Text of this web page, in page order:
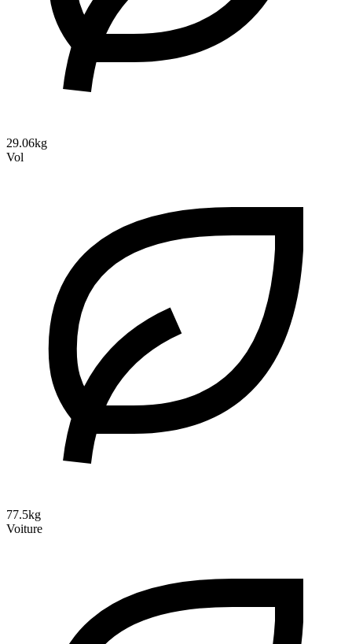
29.06kg
Vol
77.5kg
Voiture